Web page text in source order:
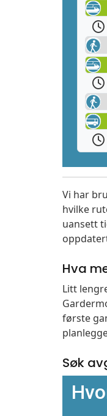
Vi har
hvilke
uansett
Hva
Litt
første
Søk